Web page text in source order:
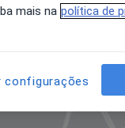
Internista
mais na política de
configurações